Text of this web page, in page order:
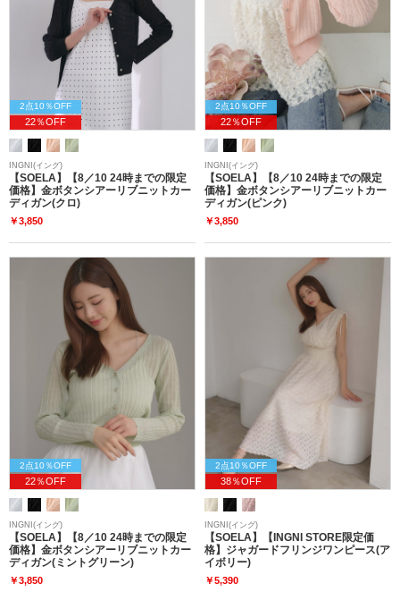
2点10％OFF
22％OFF
INGNI(イング)
【SOELA】【8／10 24時までの限定
価格】金ボタンシアーリブニットカー
ディガン(クロ)
￥3,850
2点10％OFF
22％OFF
INGNI(イング)
【SOELA】【8／10 24時までの限定
価格】金ボタンシアーリブニットカー
ディガン(ピンク)
￥3,850
2点10％OFF
22％OFF
INGNI(イング)
【SOELA】【8／10 24時までの限定
価格】金ボタンシアーリブニットカー
ディガン(ミントグリーン)
￥3,850
2点10％OFF
38％OFF
INGNI(イング)
【SOELA】【INGNI STORE限定価
格】ジャガードフリンジワンピース(ア
イボリー)
￥5,390